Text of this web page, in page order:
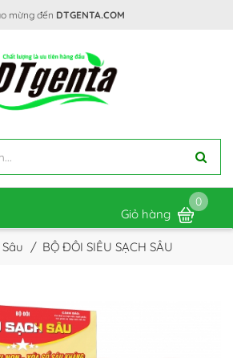
mừng đến DTGENTA.COM
Giỏ hàng
0
BỘ ĐÔI SIÊU SẠCH SÂU